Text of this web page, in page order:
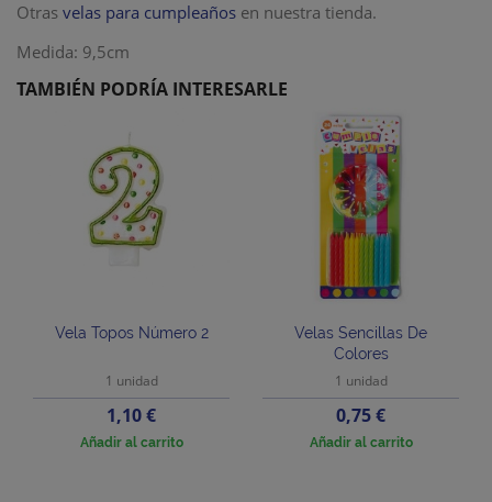
Otras velas para cumpleaños en nuestra tienda.
Medida: 9,5cm
TAMBIÉN PODRÍA INTERESARLE
Vela Topos Número 2
1 unidad
Precio
1,10 €
Añadir al carrito
Velas Sencillas De
Colores
1 unidad
Precio
0,75 €
Añadir al carrito